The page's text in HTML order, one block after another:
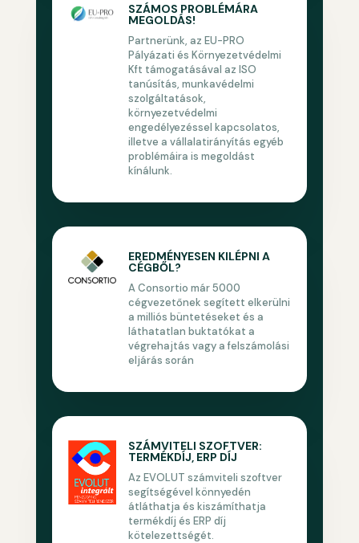
SZÁMOS PROBLÉMÁRA
MEGOLDÁS!
Partnerünk, az EU-PRO
Pályázati és Környezetvédelmi
Kft támogatásával az ISO
tanúsítás, munkavédelmi
szolgáltatások,
környezetvédelmi
engedélyezéssel kapcsolatos,
illetve a vállalatirányítás egyéb
problémáira is megoldást
kínálunk.
EREDMÉNYESEN KILÉPNI A
CÉGBŐL?
A Consortio már 5000
cégvezetőnek segített elkerülni
a milliós büntetéseket és a
láthatatlan buktatókat a
végrehajtás vagy a felszámolási
eljárás során
SZÁMVITELI SZOFTVER:
TERMÉKDÍJ, ERP DÍJ
Az EVOLUT számviteli szoftver
segítségével könnyedén
átláthatja és kiszámíthatja
termékdíj és ERP díj
kötelezettségét.